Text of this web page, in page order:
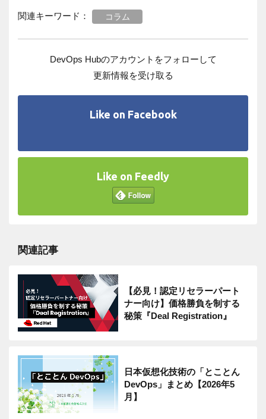
関連キーワード： コラム
DevOps Hubのアカウントをフォローして
更新情報を受け取る
Like on Facebook
Like on Feedly
関連記事
【必見！認定リセラーパート
ナー向け】価格勝負を制する
秘策『Deal Registration』
日本仮想化技術の「とことん
DevOps」まとめ【2026年5
月】